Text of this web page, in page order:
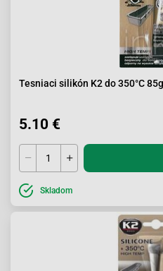
Tesniaci silikón K2 do 350°C
5.10 €
Skladom